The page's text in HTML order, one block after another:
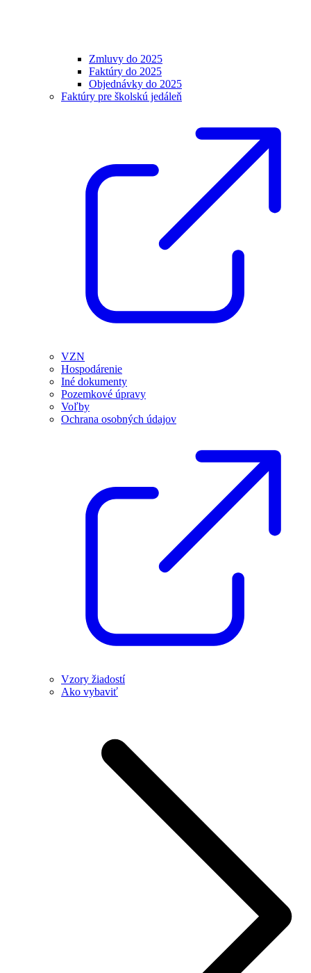
Zmluvy do 2025
Faktúry do 2025
Objednávky do 2025
Faktúry pre školskú jedáleň
VZN
Hospodárenie
Iné dokumenty
Pozemkové úpravy
Voľby
Ochrana osobných údajov
Vzory žiadostí
Ako vybaviť